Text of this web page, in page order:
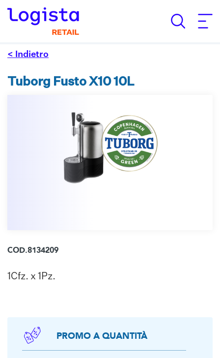
< Indietro
Tuborg Fusto X10 10L
COD.8134209
1Cfz. x 1Pz.
PROMO A QUANTITÀ